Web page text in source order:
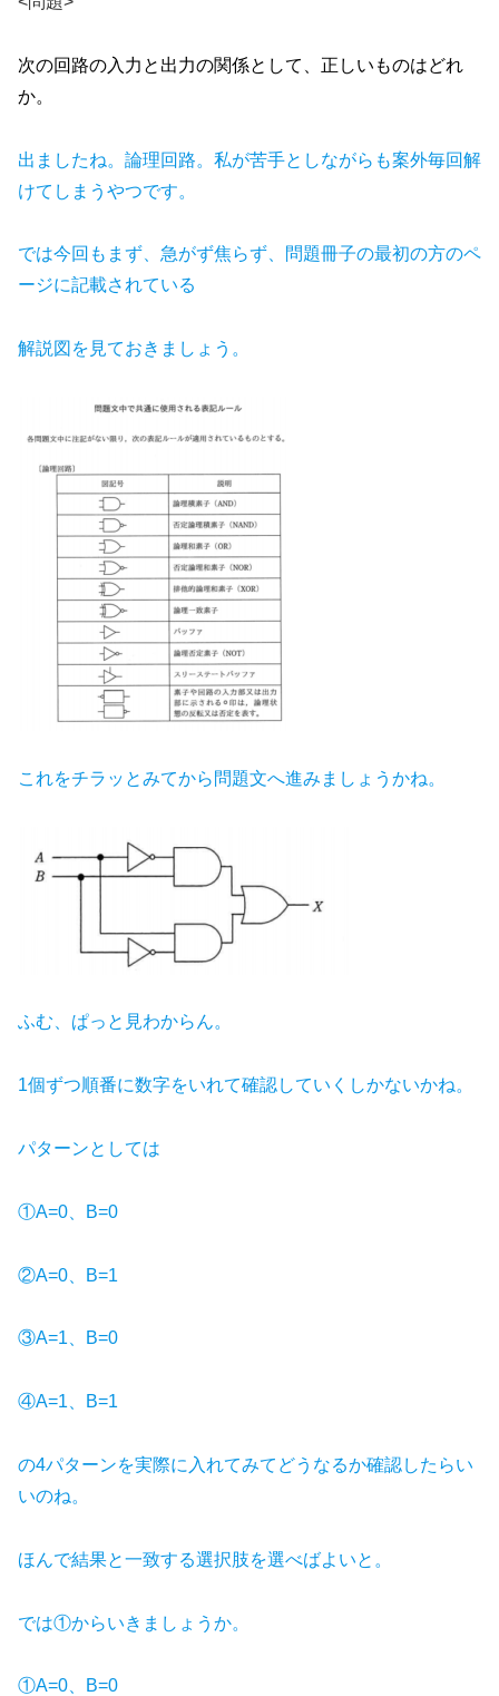
次の回路の入力と出力の関係として、正しいものはどれ
か。
出ましたね。論理回路。私が苦手としながらも案外毎回解
けてしまうやつです。
では今回もまず、急がず焦らず、問題冊子の最初の方のペ
ージに記載されている
解説図を見ておきましょう。
これをチラッとみてから問題文へ進みましょうかね。
ふむ、ぱっと見わからん。
1個ずつ順番に数字をいれて確認していくしかないかね。
パターンとしては
①A=0、B=0
②A=0、B=1
③A=1、B=0
④A=1、B=1
の4パターンを実際に入れてみてどうなるか確認したらい
いのね。
ほんで結果と一致する選択肢を選べばよいと。
では①からいきましょうか。
①A=0、B=0